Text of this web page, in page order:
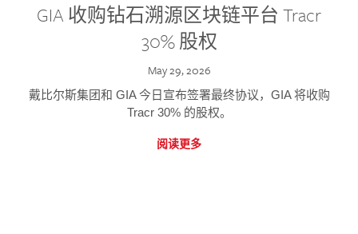
GIA 收购钻石溯源区块链平台 Tracr
30% 股权
May 29, 2026
戴比尔斯集团和 GIA 今日宣布签署最终协议，GIA 将收购
Tracr 30% 的股权。
阅读更多